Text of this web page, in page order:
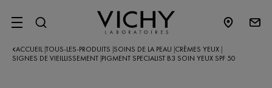
SITE MENU
ACCUEIL TOUS-LES-PRODUITS SOINS DE LA PEAU CRÈMES YEUX
SIGNES DE VIEILLISSEMENT PIGMENT SPECIALIST B3 SOIN YEUX SPF 50